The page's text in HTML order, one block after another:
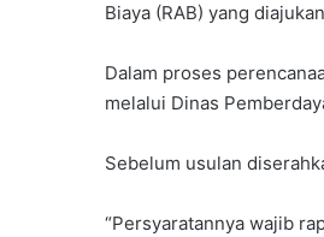
Biaya (RAB) yang
Dalam proses
melalui Dinas
Sebelum usulan
“Persyaratannya wajib